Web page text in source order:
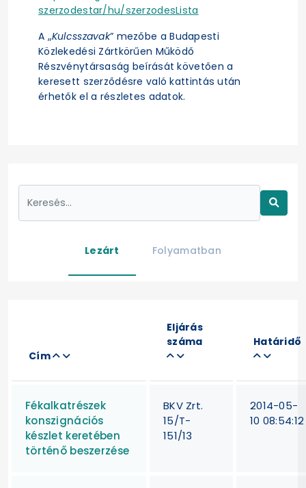
szerzodestar/hu/szerzodesLista
A „Kulcsszavak” mezőbe a Budapesti
Közlekedési Zártkörűen Működő
Részvénytársaság beírását követően a
keresett szerződésre való kattintás után
érhetők el a részletes adatok.
Lezárt Folyamatban
Cím
Eljárás
száma
Határidő
Fékalkatrészek
konszignációs
készlet keretében
történő beszerzése
BKV Zrt.
15/T-
151/13
2014-05-
10 08:54:12